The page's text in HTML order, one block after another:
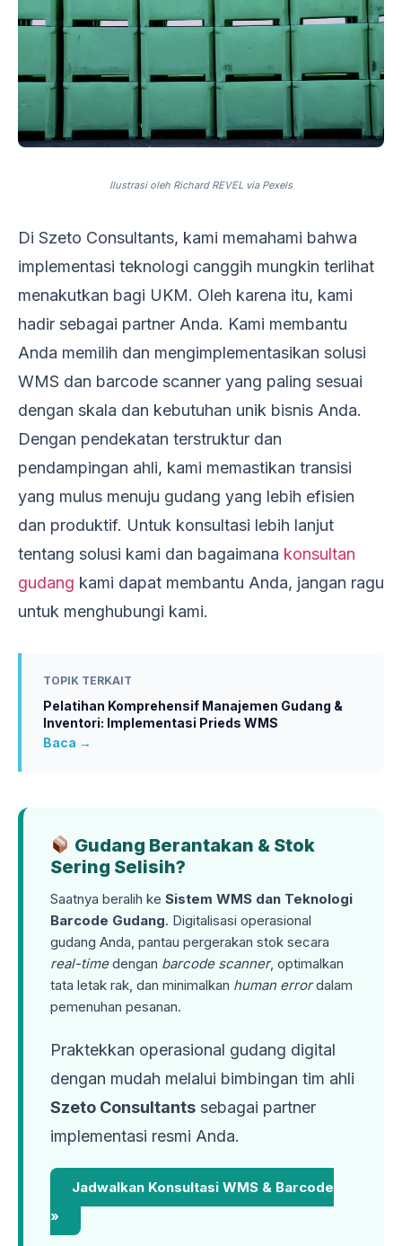
Ilustrasi oleh Richard REVEL via Pexels
Di Szeto Consultants, kami memahami bahwa
implementasi teknologi canggih mungkin terlihat
menakutkan bagi UKM. Oleh karena itu, kami
hadir sebagai partner Anda. Kami membantu
Anda memilih dan mengimplementasikan solusi
WMS dan barcode scanner yang paling sesuai
dengan skala dan kebutuhan unik bisnis Anda.
Dengan pendekatan terstruktur dan
pendampingan ahli, kami memastikan transisi
yang mulus menuju gudang yang lebih efisien
dan produktif. Untuk konsultasi lebih lanjut
tentang solusi kami dan bagaimana konsultan
gudang kami dapat membantu Anda, jangan ragu
untuk menghubungi kami.
TOPIK TERKAIT
Pelatihan Komprehensif Manajemen Gudang &
Inventori: Implementasi Prieds WMS
Baca →
Gudang Berantakan & Stok
Sering Selisih?
Saatnya beralih ke Sistem WMS dan Teknologi
Barcode Gudang. Digitalisasi operasional
gudang Anda, pantau pergerakan stok secara
real-timedengan barcode scanner, optimalkan
tata letak rak, dan minimalkan human errordalam
pemenuhan pesanan.
Praktekkan operasional gudang digital
dengan mudah melalui bimbingan tim ahli
Szeto Consultants sebagai partner
implementasi resmi Anda.
Jadwalkan Konsultasi WMS & Barcode
»